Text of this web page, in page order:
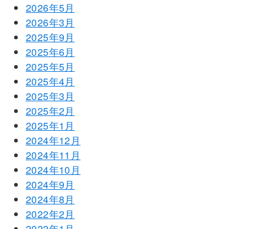
2026年5月
2026年3月
2025年9月
2025年6月
2025年5月
2025年4月
2025年3月
2025年2月
2025年1月
2024年12月
2024年11月
2024年10月
2024年9月
2024年8月
2022年2月